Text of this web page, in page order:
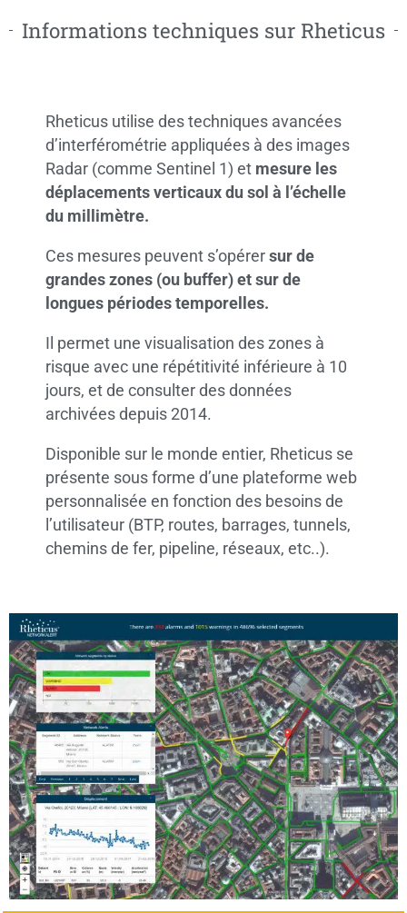
Informations techniques sur Rheticus
Rheticus utilise des techniques avancées
d’interférométrie appliquées à des images
Radar (comme Sentinel 1) et mesure les
déplacements verticaux du sol à l’échelle
du millimètre.
Ces mesures peuvent s’opérersur de
grandes zones (ou buffer) et sur de
longues périodes temporelles.
Il permet une visualisation des zones à
risque avec une répétitivité inférieure à 10
jours, et de consulter des données
archivées depuis 2014.
Disponible sur le monde entier, Rheticus se
présente sous forme d’une plateforme web
personnalisée en fonction des besoins de
l’utilisateur (BTP, routes, barrages, tunnels,
chemins de fer, pipeline, réseaux, etc..).